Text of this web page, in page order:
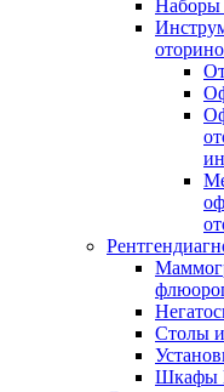
Наборы
Столы